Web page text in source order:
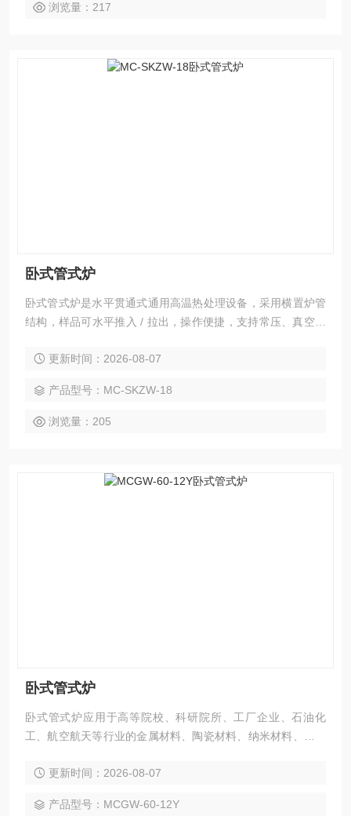
浏览量：217
卧式管式炉
卧式管式炉是水平贯通式通用高温热处理设备，采用横置炉管
结构，样品可水平推入 / 拉出，操作便捷，支持常压、真空、
业、电子半导体、冶金、陶瓷等领域用于高温烧结、退火、还
更新时间：2026-08-07
产品型号：MC-SKZW-18
浏览量：205
卧式管式炉
卧式管式炉应用于高等院校、科研院所、工厂企业、石油化
工、航空航天等行业的金属材料、陶瓷材料、纳米材料、半导
更新时间：2026-08-07
产品型号：MCGW-60-12Y